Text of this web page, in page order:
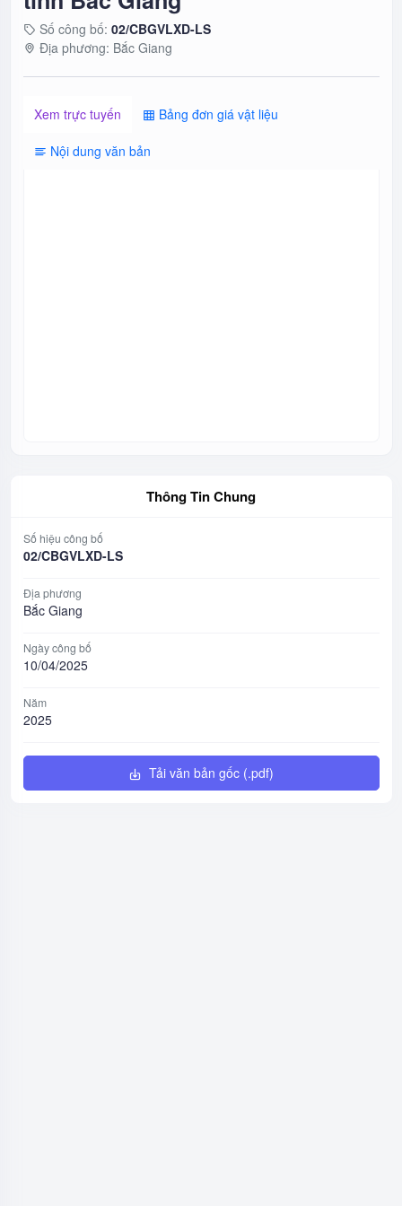
Công bố đơn giá nhân công xây dựng năm 2022 trên địa bàn tỉnh Bình Thuận
Công bố giá vật liệu xây dựng Tháng 12 năm 2024 trên địa bàn tỉnh Bình Thuận
Số công bố: 02/CBGVLXD-LS
Địa phương: Bắc Giang
Xem trực tuyến Bảng đơn giá vật liệu
Nội dung văn bản
Thông Tin Chung
Số hiệu công bố
02/CBGVLXD-LS
Địa phương
Bắc Giang
Ngày công bố
10/04/2025
Năm
2025
Tải văn bản gốc (.pdf)